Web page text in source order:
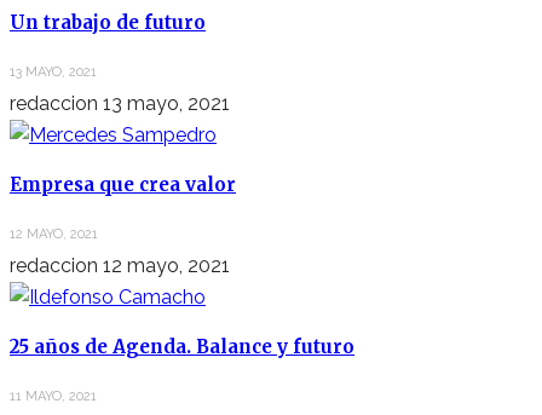
Un trabajo de futuro
13 MAYO, 2021
redaccion 13 mayo, 2021
Empresa que crea valor
12 MAYO, 2021
redaccion 12 mayo, 2021
25 años de Agenda. Balance y futuro
11 MAYO, 2021